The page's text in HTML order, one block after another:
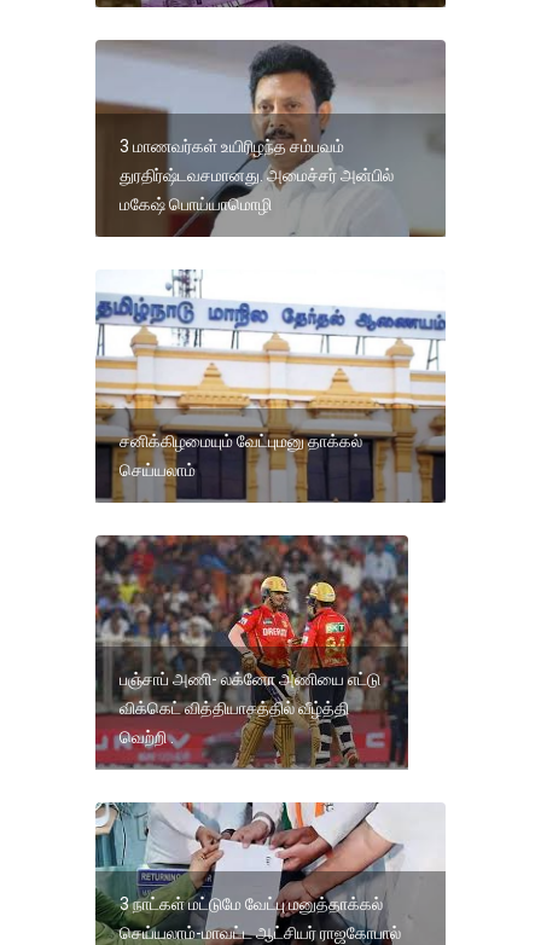
3 மாணவர்கள் உயிரிழந்த சம்பவம்
துரதிர்ஷ்டவசமானது. அமைச்சர் அன்பில்
மகேஷ் பொய்யாமொழி
சனிக்கிழமையும் வேட்புமனு தாக்கல்
செய்யலாம்
பஞ்சாப் அணி- லக்னோ அணியை எட்டு
விக்கெட் வித்தியாசத்தில் வீழ்த்தி
வெற்றி .
3 நாட்கள் மட்டுமே வேட்பு மனுத்தாக்கல்
செய்யலாம்-மாவட்ட ஆட்சியர் ராஜகோபால்